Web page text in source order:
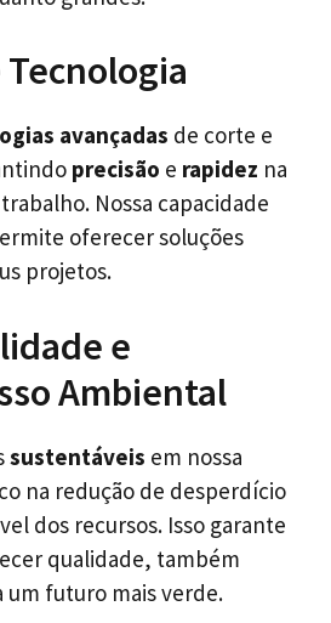
avançadas de corte e
precisão e rapidez na
Nossa capacidade
oferecer soluções
projetos.
e
Ambiental
sustentáveis em nossa
na redução de desperdício
dos recursos. Isso garante
qualidade, também
futuro mais verde.